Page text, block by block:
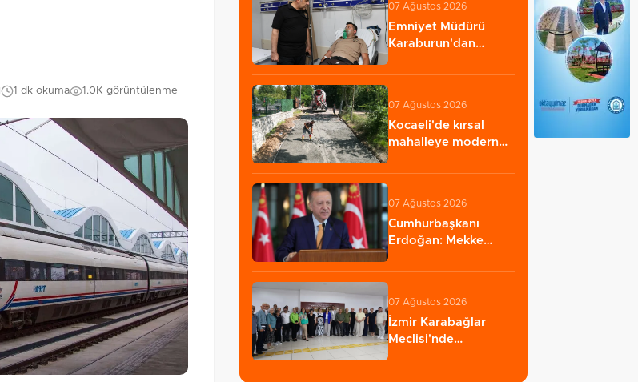
1 dk okuma 1.0K görüntülenme
07 Ağustos 2026
Emniyet Müdürü
Karaburun'dan
hastanede…
07 Ağustos 2026
Kocaeli'de kırsal
mahalleye modern
07 Ağustos 2026
Cumhurbaşkanı
Erdoğan: Mekke
iş…
07 Ağustos 2026
İzmir Karabağlar
Meclisi'nde